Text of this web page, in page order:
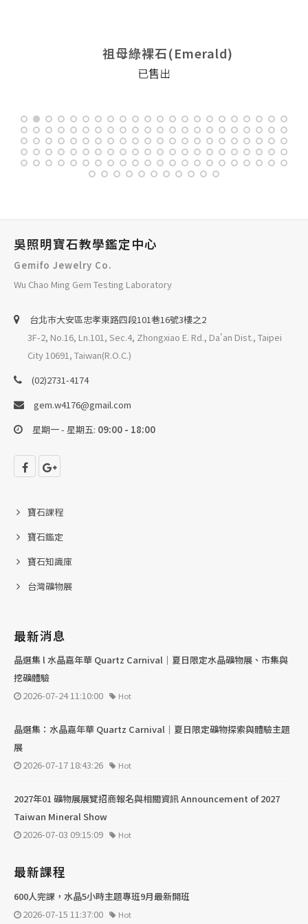
祖母綠裸石(Emerald)
已售出
吳照明寶石教學鑑定中心
Gemifo Jewelry Co.
Wu Chao Ming Gem Testing Laboratory
台北巿大安區忠孝東路四段101巷16號3樓之2
3F-2, No.16, Ln.101, Sec.4, Zhongxiao E. Rd., Da'an Dist., Taipei
City 10691, Taiwan(R.O.C.)
(02)2731-4174
gem.w4176@gmail.com
星期一 - 星期五: 09:00 - 18:00
寶石課程
寶石鑑定
寶石知識庫
台灣礦物展
最新消息
晶選集 l 水晶嘉年華 Quartz Carnival｜夏日限定水晶礦物展、市集與
挖礦體驗
2026-07-24 11:10:00
Hot
晶選集：水晶嘉年華 Quartz Carnival｜夏日限定礦物探索與體驗主題
展
2026-07-17 18:43:26
Hot
2027年01 礦物展展覽招商報名與相關資訊 Announcement of 2027
Taiwan Mineral Show
2026-07-03 09:15:09
Hot
最新課程
600人完課，水晶5小時主題專班9月最新開班
2026-07-15 11:37:00
Hot